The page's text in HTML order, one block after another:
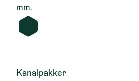
mm.
Kanalpakker